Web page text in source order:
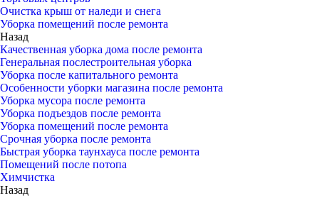
Очистка крыш от наледи и снега
Уборка помещений после ремонта
Назад
Качественная уборка дома после ремонта
Генеральная послестроительная уборка
Уборка после капитального ремонта
Особенности уборки магазина после ремонта
Уборка мусора после ремонта
Уборка подъездов после ремонта
Уборка помещений после ремонта
Срочная уборка после ремонта
Быстрая уборка таунхауса после ремонта
Помещений после потопа
Химчистка
Назад